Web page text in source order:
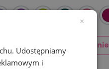
Dodaj znakowanie
×
Udostępniamy
i